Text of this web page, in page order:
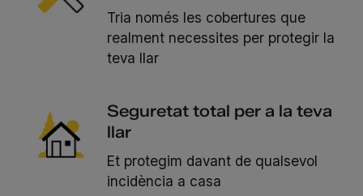
Tria només les cobertures que
realment necessites per protegir la
teva llar
Seguretat total per a la teva
llar
Et protegim davant de qualsevol
incidència a casa